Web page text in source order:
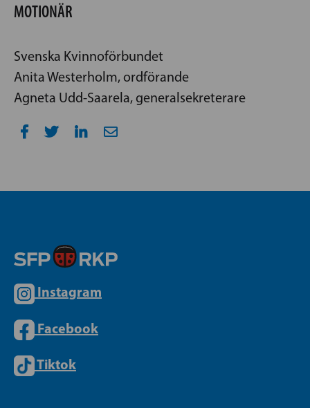
MOTIONÄR
Svenska Kvinnoförbundet
Anita Westerholm, ordförande
Agneta Udd-Saarela, generalsekreterare
Instagram
Facebook
Tiktok